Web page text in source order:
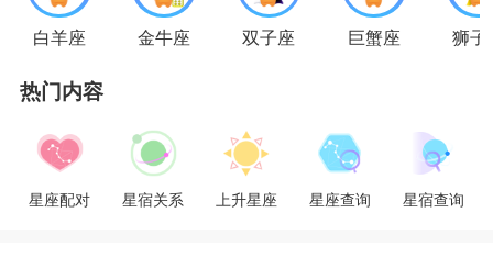
巨蟹男：
1 我觉得你家人不怎么好相处啊。
2 我觉得你妈妈煮的饭菜很一般。
3 你姐姐长得不好看，还没有我表姐好看。(贬
低巨蟹男家人的长相)
白羊座 金牛座 双子座 巨蟹座 狮子
热门内容
星座配对 星宿关系 上升星座 星座查询 星宿查询